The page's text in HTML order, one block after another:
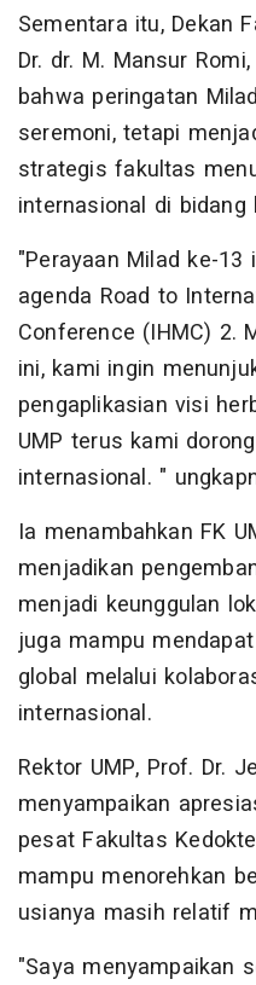
Sementara itu, Dekan
Dr. dr. M. Mansur
bahwa peringatan
seremoni, tetapi
strategis fakultas
internasional di bidang
"Perayaan Milad ke-
agenda Road to
Conference (IHMC) 2.
ini, kami ingin
pengaplikasian visi
UMP terus kami
internasional. "
Ia menambahkan FK
menjadikan
menjadi keunggulan
juga mampu
global melalui
internasional.
Rektor UMP, Prof. Dr.
menyampaikan
pesat Fakultas
mampu menorehkan
usianya masih relatif
"Saya menyampaikan